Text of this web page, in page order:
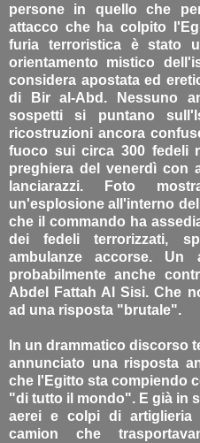
persone in quello che
attacco che ha colpito
furia terroristica è stato
orientamento mistico
considera apostata ed
di Bir al-Abd. Nessuno
sospetti si puntano
ricostruzioni ancora
fuoco sui circa 300 fedeli
preghiera del venerdì con
lanciarazzi. Foto
un'esplosione all'interno
che il commando ha
dei fedeli terrorizzati,
ambulanze accorse. Un
probabilmente anche
Abdel Fattah Al Sisi. Che
ad una risposta "brutale".
In un drammatico discorso
annunciato una risposta
che l'Egitto sta compiendo
"di tutto il mondo". E già in
aerei e colpi di
camion che